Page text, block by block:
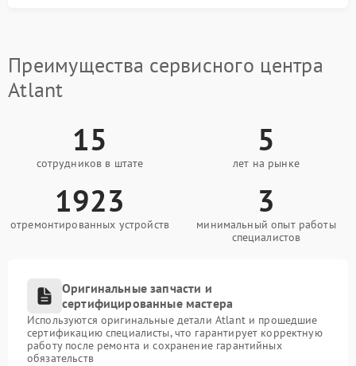
Преимущества сервисного центра
Atlant
15
сотрудников в штате
5
лет на рынке
1923
отремонтированных устройств
3
минимальный опыт работы
специалистов
Оригинальные запчасти и
сертифицированные мастера
Используются оригинальные детали Atlant и прошедшие
сертификацию специалисты, что гарантирует корректную
работу после ремонта и сохранение гарантийных
обязательств